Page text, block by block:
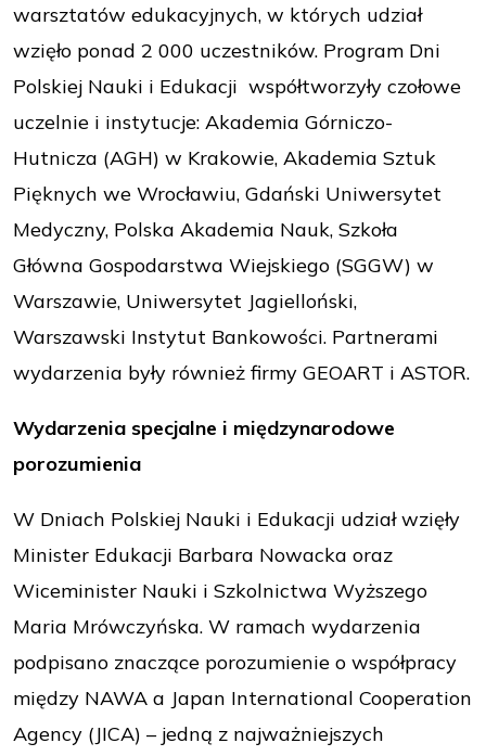
warsztatów edukacyjnych, w których udział
wzięło ponad 2 000 uczestników. Program Dni
Polskiej Nauki i Edukacji współtworzyły czołowe
uczelnie i instytucje: Akademia Górniczo-
Hutnicza (AGH) w Krakowie, Akademia Sztuk
Pięknych we Wrocławiu, Gdański Uniwersytet
Medyczny, Polska Akademia Nauk, Szkoła
Główna Gospodarstwa Wiejskiego (SGGW) w
Warszawie, Uniwersytet Jagielloński,
Warszawski Instytut Bankowości. Partnerami
wydarzenia były również firmy GEOART i ASTOR.
Wydarzenia specjalne i międzynarodowe
porozumienia
W Dniach Polskiej Nauki i Edukacji udział wzięły
Minister Edukacji Barbara Nowacka oraz
Wiceminister Nauki i Szkolnictwa Wyższego
Maria Mrówczyńska. W ramach wydarzenia
podpisano znaczące porozumienie o współpracy
między NAWA a Japan International Cooperation
Agency (JICA) – jedną z najważniejszych